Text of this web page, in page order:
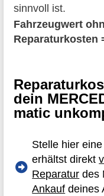
sinnvoll ist.
Fahrzeugwert
Reparaturkosten
dein
matic
Stelle hier eine
erhältst direkt
Reparatur des
Ankauf deines